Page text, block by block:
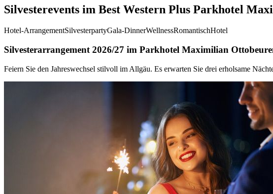
Silvesterevents im Best Western Plus Parkhotel
Hotel-ArrangementSilvesterpartyGala-DinnerWellnessRomantischHotel
Silvesterarrangement 2026/27 im Parkhotel Maximilian
Feiern Sie den Jahreswechsel stilvoll im Allgäu. Es erwarten Sie drei erholsame